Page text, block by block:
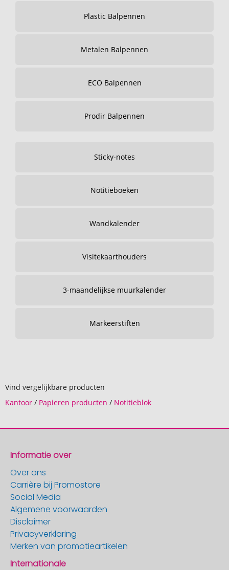
Plastic Balpennen
Metalen Balpennen
ECO Balpennen
Prodir Balpennen
Sticky-notes
Notitieboeken
Wandkalender
Visitekaarthouders
3-maandelijkse muurkalender
Markeerstiften
Vind vergelijkbare producten
Kantoor / Papieren producten / Notitieblok
Informatie over
Over ons
Carrière bij Promostore
Social Media
Algemene voorwaarden
Disclaimer
Privacyverklaring
Merken van promotieartikelen
Internationale